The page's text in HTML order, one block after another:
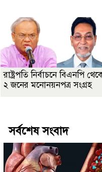
রাষ্ট্রপতি নির্বাচনে বিএনপি
২ জনের মনোনয়নপত্র সংগ্রহ
সর্বশেষ সংবাদ